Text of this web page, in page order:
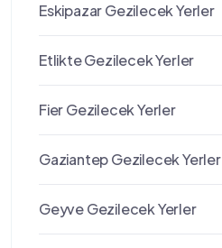
Eskipazar Gezilecek Yerler
Etlikte Gezilecek Yerler
Fier Gezilecek Yerler
Gaziantep Gezilecek Yerler
Geyve Gezilecek Yerler